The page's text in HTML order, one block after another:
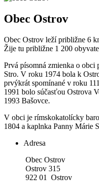
Obec Ostrov
Obec Ostrov leží približne 6
Žije tu približne 1 200
Prvá písomná zmienka o obci
Stro. V roku 1974 bola k
prvýkrát spomínané v roku
1991 bolo súčasťou Ostrova
1993 Bašovce.
V obci je rímskokatolícky
1804 a kaplnka Panny Márie
Adresa
Obec Ostrov
Ostrov 315
922 01 Ostrov